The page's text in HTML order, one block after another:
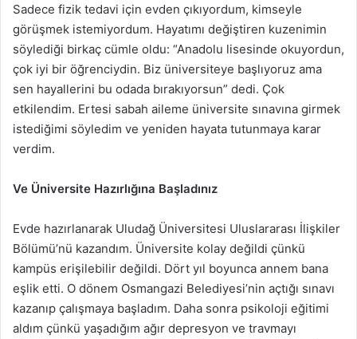
Sadece fizik tedavi için evden çıkıyordum, kimseyle
görüşmek istemiyordum. Hayatımı değiştiren kuzenimin
söylediği birkaç cümle oldu: “Anadolu lisesinde okuyordun,
çok iyi bir öğrenciydin. Biz üniversiteye başlıyoruz ama
sen hayallerini bu odada bırakıyorsun” dedi. Çok
etkilendim. Ertesi sabah aileme üniversite sınavına girmek
istediğimi söyledim ve yeniden hayata tutunmaya karar
verdim.
Ve Üniversite Hazırlığına Başladınız
Evde hazırlanarak Uludağ Üniversitesi Uluslararası İlişkiler
Bölümü’nü kazandım. Üniversite kolay değildi çünkü
kampüs erişilebilir değildi. Dört yıl boyunca annem bana
eşlik etti. O dönem Osmangazi Belediyesi’nin açtığı sınavı
kazanıp çalışmaya başladım. Daha sonra psikoloji eğitimi
aldım çünkü yaşadığım ağır depresyon ve travmayı